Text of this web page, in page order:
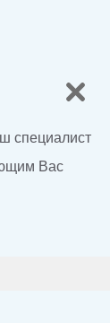
специалист
Вас